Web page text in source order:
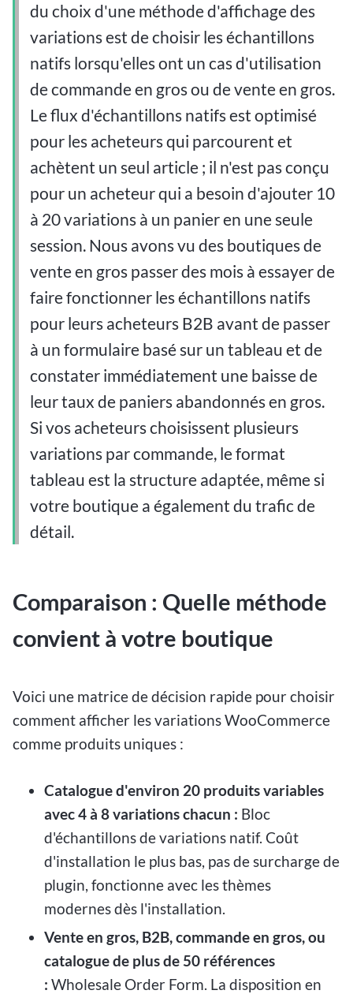
du choix d'une méthode d'affichage des
variations est de choisir les échantillons
natifs lorsqu'elles ont un cas d'utilisation
de commande en gros ou de vente en gros.
Le flux d'échantillons natifs est optimisé
pour les acheteurs qui parcourent et
achètent un seul article ; il n'est pas conçu
pour un acheteur qui a besoin d'ajouter 10
à 20 variations à un panier en une seule
session. Nous avons vu des boutiques de
vente en gros passer des mois à essayer de
faire fonctionner les échantillons natifs
pour leurs acheteurs B2B avant de passer
à un formulaire basé sur un tableau et de
constater immédiatement une baisse de
leur taux de paniers abandonnés en gros.
Si vos acheteurs choisissent plusieurs
variations par commande, le format
tableau est la structure adaptée, même si
votre boutique a également du trafic de
détail.
Comparaison : Quelle méthode
convient à votre boutique
Voici une matrice de décision rapide pour choisir
comment afficher les variations WooCommerce
comme produits uniques :
Catalogue d'environ 20 produits variables
avec 4 à 8 variations chacun : Bloc
d'échantillons de variations natif. Coût
d'installation le plus bas, pas de surcharge de
plugin, fonctionne avec les thèmes
modernes dès l'installation.
Vente en gros, B2B, commande en gros, ou
catalogue de plus de 50 références
: Wholesale Order Form. La disposition en